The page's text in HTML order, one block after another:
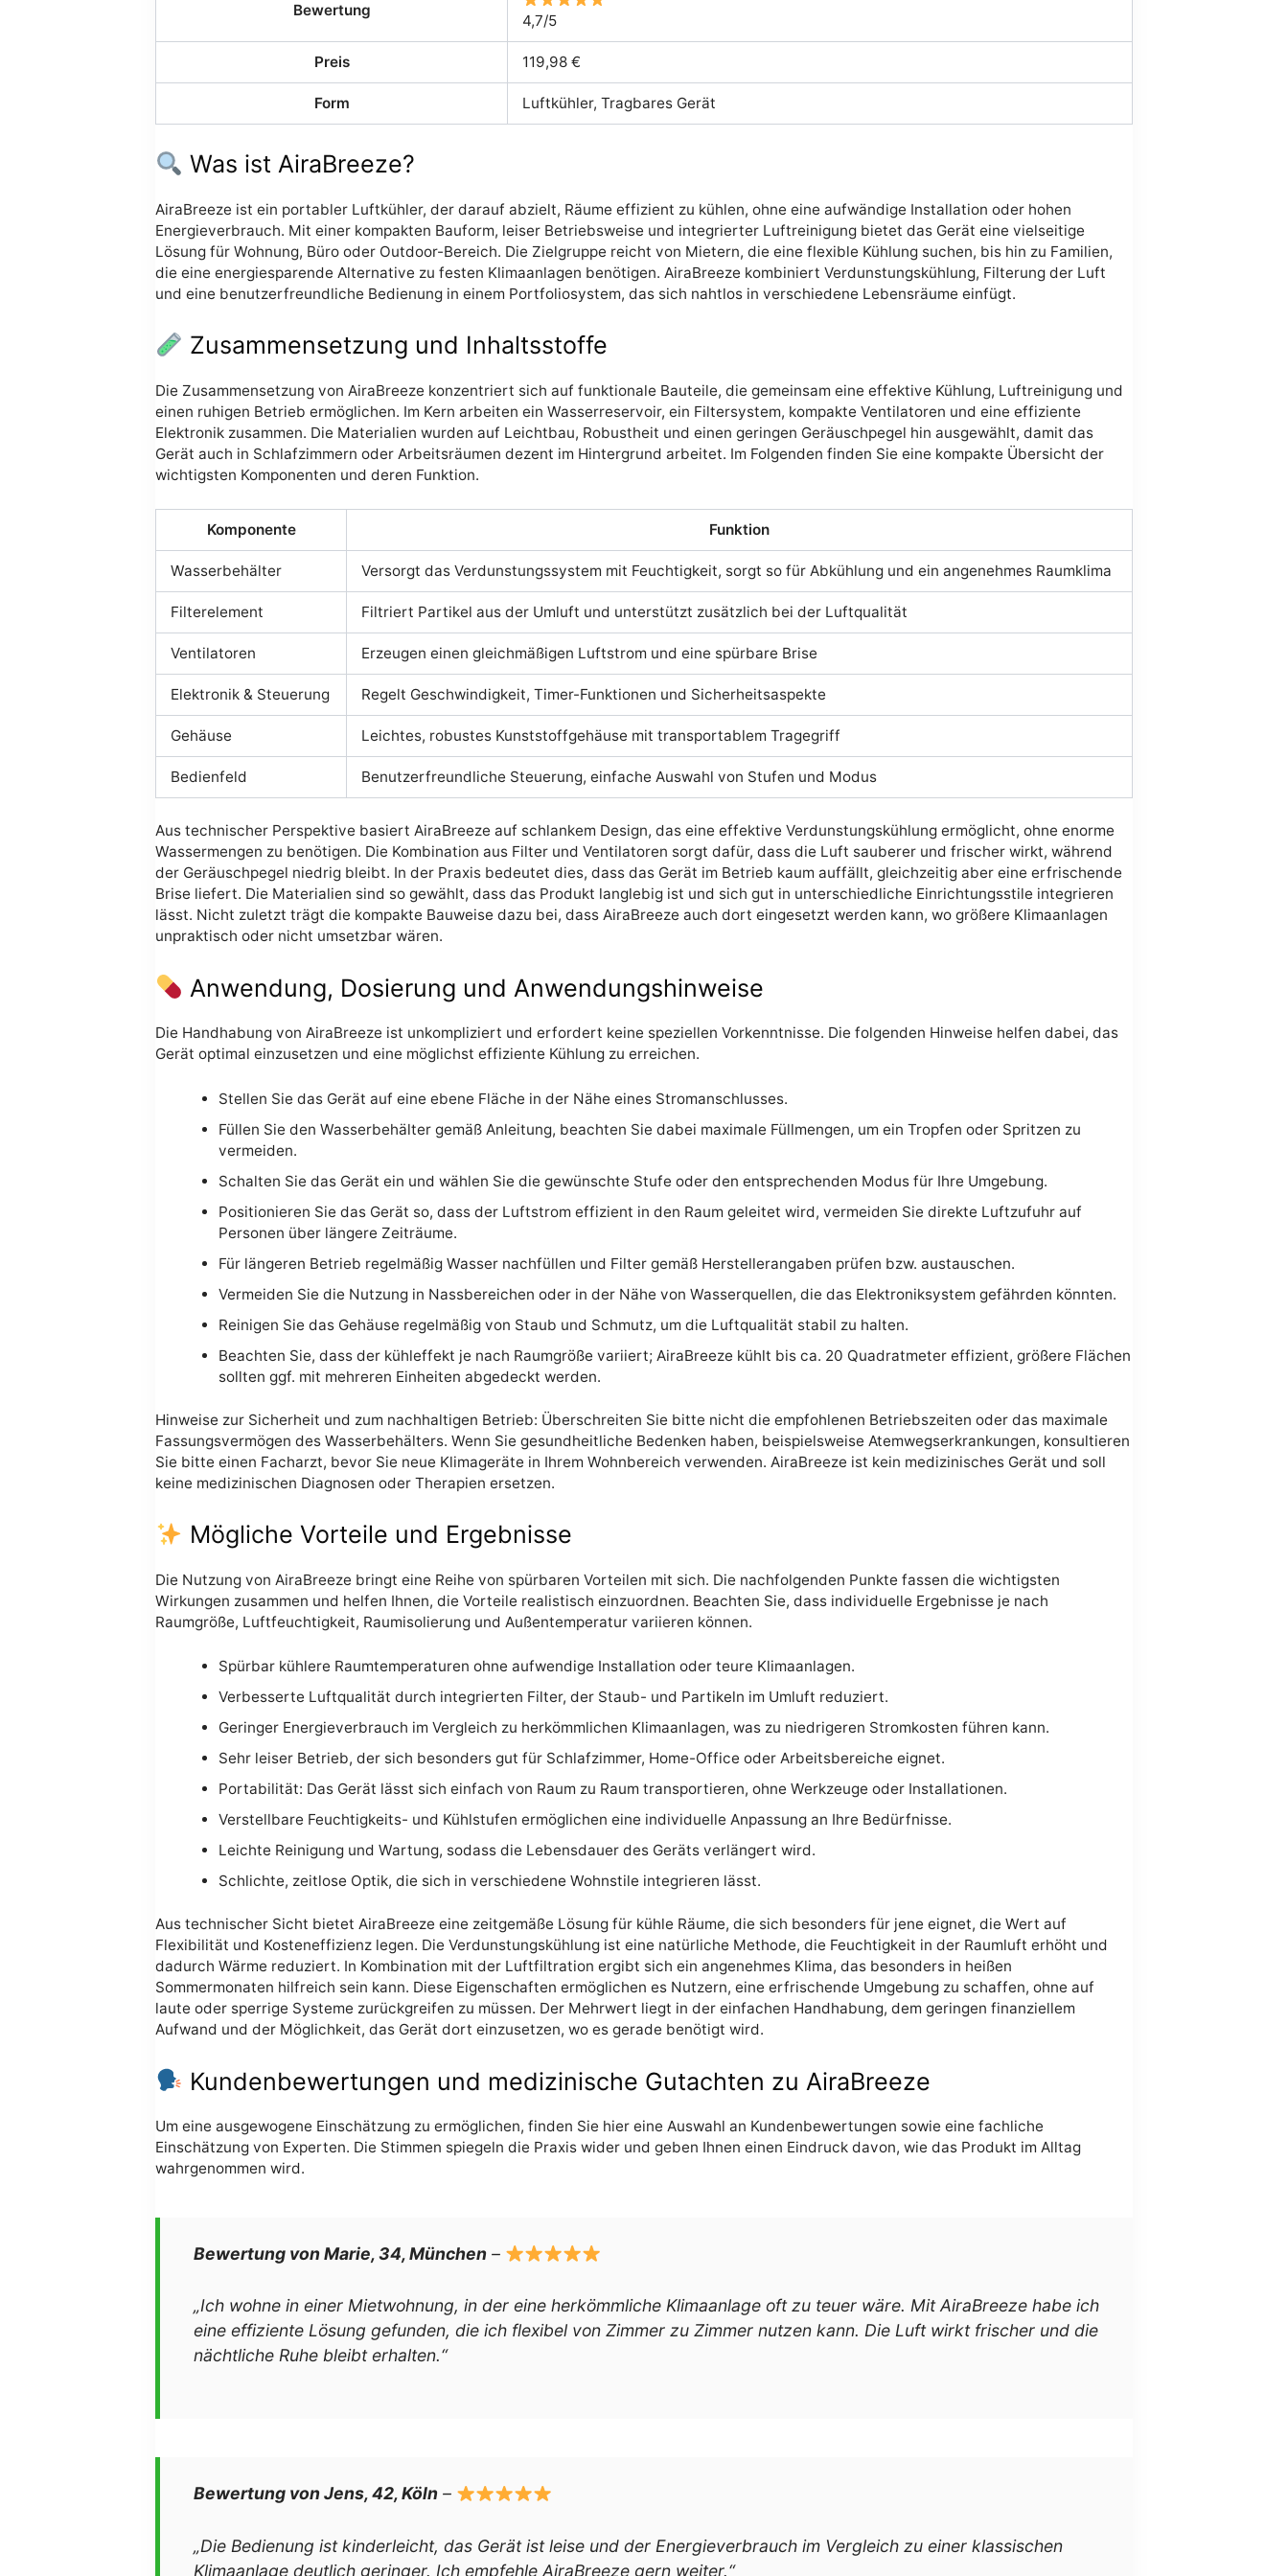
Bewertung
4,7/5
Preis 119,98 €
Form Luftkühler, Tragbares Gerät
Was ist AiraBreeze?
AiraBreeze ist ein portabler Luftkühler, der darauf abzielt, Räume effizient zu kühlen, ohne eine aufwändige Installation oder hohen
Energieverbrauch. Mit einer kompakten Bauform, leiser Betriebsweise und integrierter Luftreinigung bietet das Gerät eine vielseitige
Lösung für Wohnung, Büro oder Outdoor-Bereich. Die Zielgruppe reicht von Mietern, die eine flexible Kühlung suchen, bis hin zu Familien,
die eine energiesparende Alternative zu festen Klimaanlagen benötigen. AiraBreeze kombiniert Verdunstungskühlung, Filterung der Luft
und eine benutzerfreundliche Bedienung in einem Portfoliosystem, das sich nahtlos in verschiedene Lebensräume einfügt.
Zusammensetzung und Inhaltsstoffe
Die Zusammensetzung von AiraBreeze konzentriert sich auf funktionale Bauteile, die gemeinsam eine effektive Kühlung, Luftreinigung und
einen ruhigen Betrieb ermöglichen. Im Kern arbeiten ein Wasserreservoir, ein Filtersystem, kompakte Ventilatoren und eine effiziente
Elektronik zusammen. Die Materialien wurden auf Leichtbau, Robustheit und einen geringen Geräuschpegel hin ausgewählt, damit das
Gerät auch in Schlafzimmern oder Arbeitsräumen dezent im Hintergrund arbeitet. Im Folgenden finden Sie eine kompakte Übersicht der
wichtigsten Komponenten und deren Funktion.
Komponente Funktion
Wasserbehälter Versorgt das Verdunstungssystem mit Feuchtigkeit, sorgt so für Abkühlung und ein angenehmes Raumklima
Filterelement Filtriert Partikel aus der Umluft und unterstützt zusätzlich bei der Luftqualität
Ventilatoren Erzeugen einen gleichmäßigen Luftstrom und eine spürbare Brise
Elektronik & Steuerung Regelt Geschwindigkeit, Timer-Funktionen und Sicherheitsaspekte
Gehäuse Leichtes, robustes Kunststoffgehäuse mit transportablem Tragegriff
Bedienfeld Benutzerfreundliche Steuerung, einfache Auswahl von Stufen und Modus
Aus technischer Perspektive basiert AiraBreeze auf schlankem Design, das eine effektive Verdunstungskühlung ermöglicht, ohne enorme
Wassermengen zu benötigen. Die Kombination aus Filter und Ventilatoren sorgt dafür, dass die Luft sauberer und frischer wirkt, während
der Geräuschpegel niedrig bleibt. In der Praxis bedeutet dies, dass das Gerät im Betrieb kaum auffällt, gleichzeitig aber eine erfrischende
Brise liefert. Die Materialien sind so gewählt, dass das Produkt langlebig ist und sich gut in unterschiedliche Einrichtungsstile integrieren
lässt. Nicht zuletzt trägt die kompakte Bauweise dazu bei, dass AiraBreeze auch dort eingesetzt werden kann, wo größere Klimaanlagen
unpraktisch oder nicht umsetzbar wären.
Anwendung, Dosierung und Anwendungshinweise
Die Handhabung von AiraBreeze ist unkompliziert und erfordert keine speziellen Vorkenntnisse. Die folgenden Hinweise helfen dabei, das
Gerät optimal einzusetzen und eine möglichst effiziente Kühlung zu erreichen.
Stellen Sie das Gerät auf eine ebene Fläche in der Nähe eines Stromanschlusses.
Füllen Sie den Wasserbehälter gemäß Anleitung, beachten Sie dabei maximale Füllmengen, um ein Tropfen oder Spritzen zu
vermeiden.
Schalten Sie das Gerät ein und wählen Sie die gewünschte Stufe oder den entsprechenden Modus für Ihre Umgebung.
Positionieren Sie das Gerät so, dass der Luftstrom effizient in den Raum geleitet wird, vermeiden Sie direkte Luftzufuhr auf
Personen über längere Zeiträume.
Für längeren Betrieb regelmäßig Wasser nachfüllen und Filter gemäß Herstellerangaben prüfen bzw. austauschen.
Vermeiden Sie die Nutzung in Nassbereichen oder in der Nähe von Wasserquellen, die das Elektroniksystem gefährden könnten.
Reinigen Sie das Gehäuse regelmäßig von Staub und Schmutz, um die Luftqualität stabil zu halten.
Beachten Sie, dass der kühleffekt je nach Raumgröße variiert; AiraBreeze kühlt bis ca. 20 Quadratmeter effizient, größere Flächen
sollten ggf. mit mehreren Einheiten abgedeckt werden.
Hinweise zur Sicherheit und zum nachhaltigen Betrieb: Überschreiten Sie bitte nicht die empfohlenen Betriebszeiten oder das maximale
Fassungsvermögen des Wasserbehälters. Wenn Sie gesundheitliche Bedenken haben, beispielsweise Atemwegserkrankungen, konsultieren
Sie bitte einen Facharzt, bevor Sie neue Klimageräte in Ihrem Wohnbereich verwenden. AiraBreeze ist kein medizinisches Gerät und soll
keine medizinischen Diagnosen oder Therapien ersetzen.
Mögliche Vorteile und Ergebnisse
Die Nutzung von AiraBreeze bringt eine Reihe von spürbaren Vorteilen mit sich. Die nachfolgenden Punkte fassen die wichtigsten
Wirkungen zusammen und helfen Ihnen, die Vorteile realistisch einzuordnen. Beachten Sie, dass individuelle Ergebnisse je nach
Raumgröße, Luftfeuchtigkeit, Raumisolierung und Außentemperatur variieren können.
Spürbar kühlere Raumtemperaturen ohne aufwendige Installation oder teure Klimaanlagen.
Verbesserte Luftqualität durch integrierten Filter, der Staub- und Partikeln im Umluft reduziert.
Geringer Energieverbrauch im Vergleich zu herkömmlichen Klimaanlagen, was zu niedrigeren Stromkosten führen kann.
Sehr leiser Betrieb, der sich besonders gut für Schlafzimmer, Home-Office oder Arbeitsbereiche eignet.
Portabilität: Das Gerät lässt sich einfach von Raum zu Raum transportieren, ohne Werkzeuge oder Installationen.
Verstellbare Feuchtigkeits- und Kühlstufen ermöglichen eine individuelle Anpassung an Ihre Bedürfnisse.
Leichte Reinigung und Wartung, sodass die Lebensdauer des Geräts verlängert wird.
Schlichte, zeitlose Optik, die sich in verschiedene Wohnstile integrieren lässt.
Aus technischer Sicht bietet AiraBreeze eine zeitgemäße Lösung für kühle Räume, die sich besonders für jene eignet, die Wert auf
Flexibilität und Kosteneffizienz legen. Die Verdunstungskühlung ist eine natürliche Methode, die Feuchtigkeit in der Raumluft erhöht und
dadurch Wärme reduziert. In Kombination mit der Luftfiltration ergibt sich ein angenehmes Klima, das besonders in heißen
Sommermonaten hilfreich sein kann. Diese Eigenschaften ermöglichen es Nutzern, eine erfrischende Umgebung zu schaffen, ohne auf
laute oder sperrige Systeme zurückgreifen zu müssen. Der Mehrwert liegt in der einfachen Handhabung, dem geringen finanziellem
Aufwand und der Möglichkeit, das Gerät dort einzusetzen, wo es gerade benötigt wird.
Kundenbewertungen und medizinische Gutachten zu AiraBreeze
Um eine ausgewogene Einschätzung zu ermöglichen, finden Sie hier eine Auswahl an Kundenbewertungen sowie eine fachliche
Einschätzung von Experten. Die Stimmen spiegeln die Praxis wider und geben Ihnen einen Eindruck davon, wie das Produkt im Alltag
wahrgenommen wird.
Bewertung von Marie, 34, München –
„Ich wohne in einer Mietwohnung, in der eine herkömmliche Klimaanlage oft zu teuer wäre. Mit AiraBreeze habe ich
eine effiziente Lösung gefunden, die ich flexibel von Zimmer zu Zimmer nutzen kann. Die Luft wirkt frischer und die
nächtliche Ruhe bleibt erhalten.“
Bewertung von Jens, 42, Köln –
„Die Bedienung ist kinderleicht, das Gerät ist leise und der Energieverbrauch im Vergleich zu einer klassischen
Klimaanlage deutlich geringer. Ich empfehle AiraBreeze gern weiter.“